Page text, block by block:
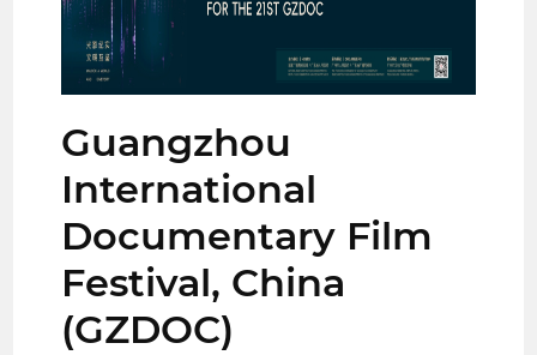
Guangzhou
International
Documentary Film
Festival, China
(GZDOC)